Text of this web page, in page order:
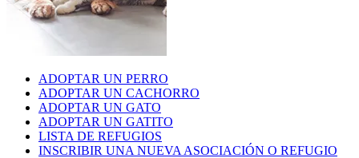
ADOPTAR UN PERRO
ADOPTAR UN CACHORRO
ADOPTAR UN GATO
ADOPTAR UN GATITO
LISTA DE REFUGIOS
INSCRIBIR UNA NUEVA ASOCIACIÓN O REFUGIO